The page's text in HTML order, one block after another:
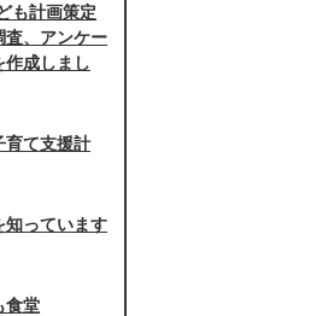
も計画策定
査、アンケー
作成しまし
育て支援計
知っています
食堂